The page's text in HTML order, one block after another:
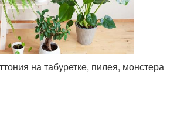
на табуретке, пилея, монстера